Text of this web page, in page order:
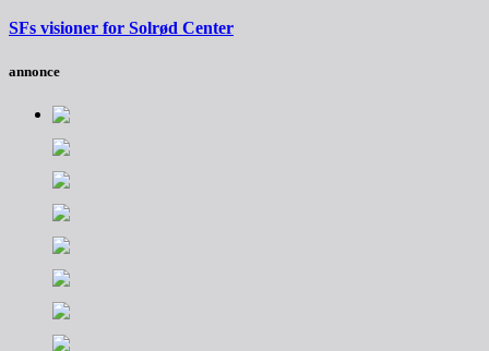
SFs visioner for Solrød Center
annonce